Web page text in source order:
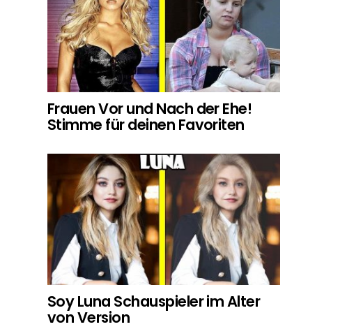
Frauen Vor und Nach der Ehe!
Stimme für deinen Favoriten
Soy Luna Schauspieler im Alter
von Version